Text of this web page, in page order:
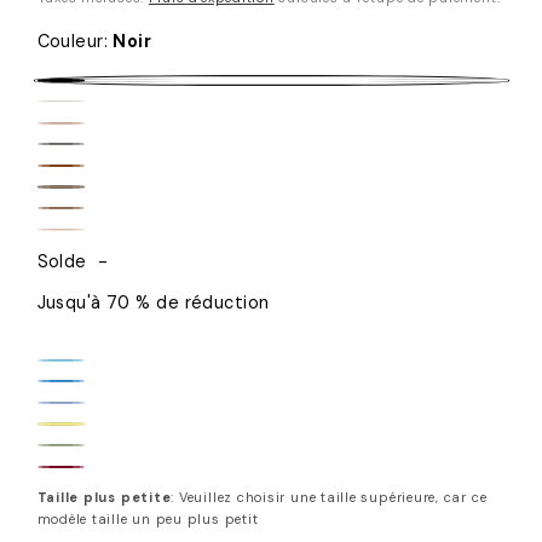
Couleur: Noir
Noir
Blanc
Beige
Graphite
Marron
Taupe
Caramel
Solde
-
Jusqu'à 70 % de réduction
Baby
Blue
Silver
Lake
Blue
Soft
Violet
Baby
Yellow
Sage
Green
Taille plus petite: Veuillez choisir une taille supérieure, car ce
modèle taille un peu plus petit